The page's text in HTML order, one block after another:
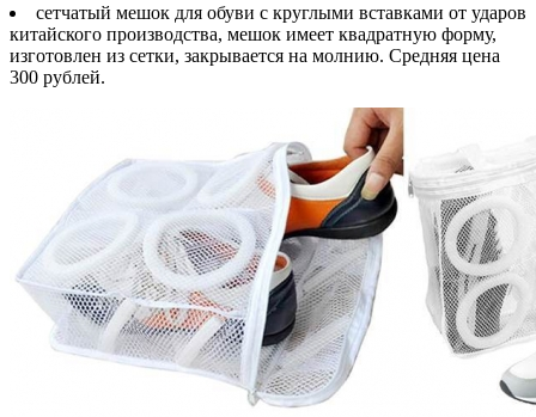
сетчатый мешок для обуви с круглыми вставками от ударов
китайского производства, мешок имеет квадратную форму,
изготовлен из сетки, закрывается на молнию. Средняя цена
300 рублей.